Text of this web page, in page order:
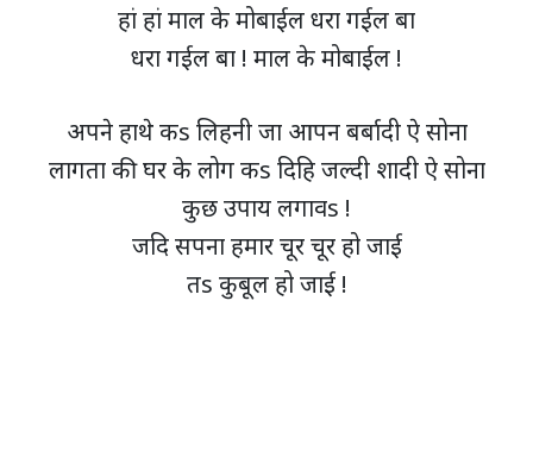
हां हां माल के मोबाईल धरा गईल बा
धरा गईल बा ! माल के मोबाईल !
अपने हाथे कs लिहनी जा आपन बर्बादी ऐ सोना
लागता की घर के लोग कs दिहि जल्दी शादी ऐ सोना
कुछ उपाय लगावs !
जदि सपना हमार चूर चूर हो जाई
तs कुबूल हो जाई !